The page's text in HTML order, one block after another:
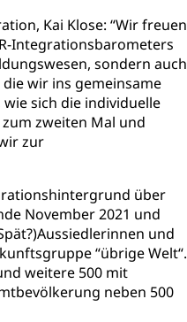
Kai Klose: “Wir freuen
Integrationsbarometers
sondern auch
wir ins gemeinsame
sich die individuelle
zweiten Mal und
zur
über
November 2021 und
und
“übrige Welt“.
weitere 500 mit
neben 500